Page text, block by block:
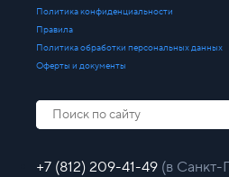
Политика конфиденциальности
Правила
Политика обработки персональных данных
Оферты и документы
+7 (812) 209-41-49 (в Санкт-